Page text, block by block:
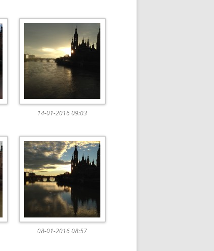
14-01-2016 09:03
08-01-2016 08:57